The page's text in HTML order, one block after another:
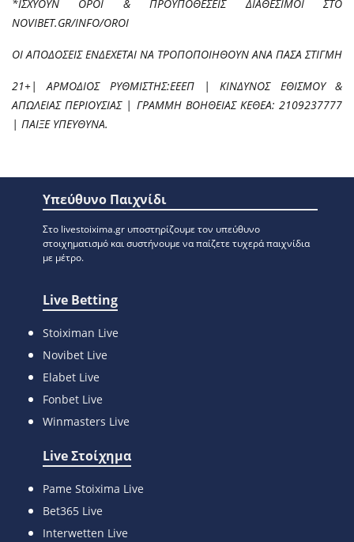
*ΙΣΧΥΟΥΝ ΟΡΟΙ & ΠΡΟΫΠΟΘΕΣΕΙΣ ΔΙΑΘΕΣΙΜΟΙ ΣΤΟ
NOVIBET.GR/INFO/OROI
ΟΙ ΑΠΟΔΟΣΕΙΣ ΕΝΔΕΧΕΤΑΙ ΝΑ ΤΡΟΠΟΠΟΙΗΘΟΥΝ ΑΝΑ ΠΑΣΑ ΣΤΙΓΜΗ
21+| ΑΡΜΟΔΙΟΣ ΡΥΘΜΙΣΤΗΣ:ΕΕΕΠ | ΚΙΝΔΥΝΟΣ ΕΘΙΣΜΟΥ &
ΑΠΩΛΕΙΑΣ ΠΕΡΙΟΥΣΙΑΣ | ΓΡΑΜΜΗ ΒΟΗΘΕΙΑΣ ΚΕΘΕΑ: 2109237777
| ΠΑΙΞΕ ΥΠΕΥΘΥΝΑ.
Υπεύθυνο Παιχνίδι
Στο livestoixima.gr υποστηρίζουμε τον υπεύθυνο
στοιχηματισμό και συστήνουμε να παίζετε τυχερά παιχνίδια
με μέτρο.
Live Betting
Stoiximan Live
Novibet Live
Elabet Live
Fonbet Live
Winmasters Live
Live Στοίχημα
Pame Stoixima Live
Bet365 Live
Interwetten Live